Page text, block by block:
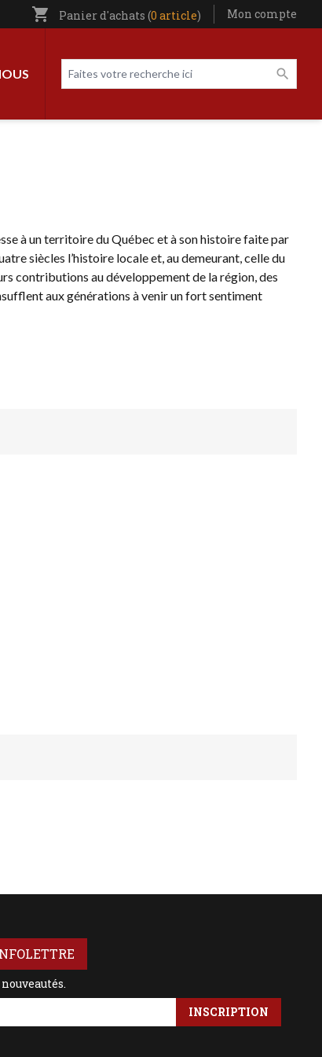
shopping_cart Panier d'achats (0 article) Utilisateur entête
Mon compte
Faites votre recherche ici
Livres par page
à un territoire du Québec et à son histoire faite par
siècles l’histoire locale et, au demeurant, celle du
contributions au développement de la région, des
aux générations à venir un fort sentiment